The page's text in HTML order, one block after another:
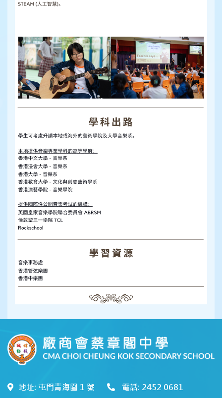
地址: 屯門青海圍 1 號 電話: 2452 0681